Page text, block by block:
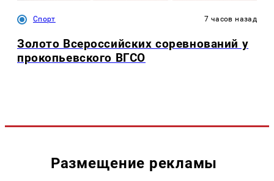
Спорт 7 часов назад
Золото Всероссийских соревнований у
прокопьевского ВГСО
Размещение рекламы